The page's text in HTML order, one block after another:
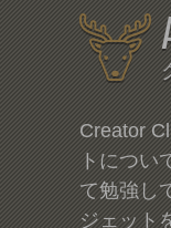
Creator
トにつ
て勉強し
ジェット